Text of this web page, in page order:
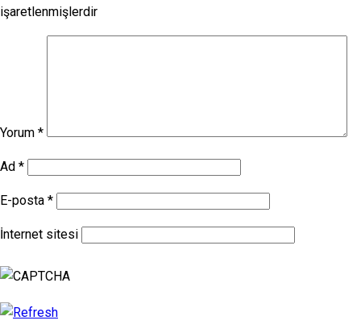
işaretlenmişlerdir
Yorum *
Ad *
E-posta *
İnternet sitesi